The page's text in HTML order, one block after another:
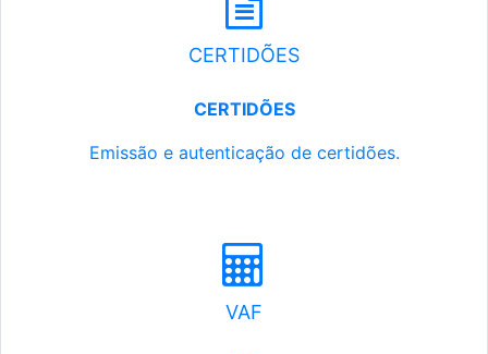
CERTIDÕES
CERTIDÕES
Emissão e autenticação de certidões.
VAF